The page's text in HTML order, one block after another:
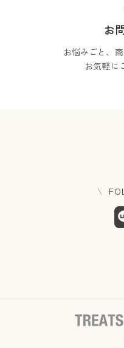
お
お悩みごと、
お気軽に